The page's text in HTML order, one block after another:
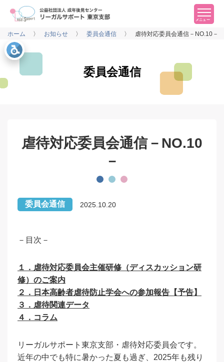
メニュー
ホーム お知らせ 委員会通信 虐待対応委員会通信－NO.10－
委員会通信
虐待対応委員会通信－NO.10
－
委員会通信 2025.10.20
－目次－
１．虐待対応委員会主催研修（ディスカッション研
修）のご案内
２．日本高齢者虐待防止学会への参加報告【予告】
３．虐待関連データ
４．コラム
リーガルサポート東京支部・虐待対応委員会です。
近年の中でも特に暑かった夏も過ぎ、2025年も残り